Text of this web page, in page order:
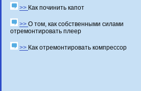
>> Как починить капот
>> О том, как собственными силами
отремонтировать плеер
>> Как отремонтировать компрессор